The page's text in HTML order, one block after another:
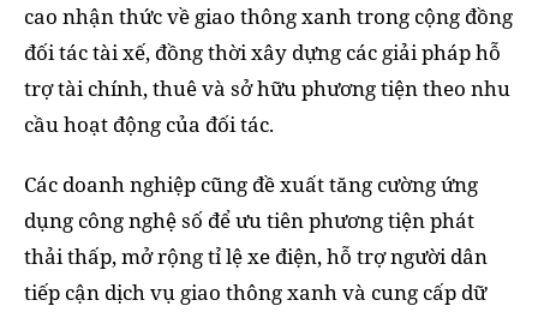
cao nhận thức về giao thông xanh trong cộng đồng
đối tác tài xế, đồng thời xây dựng các giải pháp hỗ
trợ tài chính, thuê và sở hữu phương tiện theo nhu
cầu hoạt động của đối tác.
Các doanh nghiệp cũng đề xuất tăng cường ứng
dụng công nghệ số để ưu tiên phương tiện phát
thải thấp, mở rộng tỉ lệ xe điện, hỗ trợ người dân
tiếp cận dịch vụ giao thông xanh và cung cấp dữ